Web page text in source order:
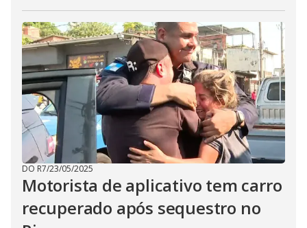
DO R7/23/05/2025
Motorista de aplicativo tem carro
recuperado após sequestro no